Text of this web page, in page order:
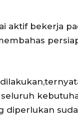
aktif bekerja
seluruh
diperlukan